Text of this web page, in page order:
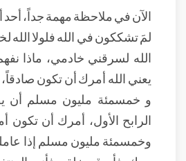
الآن في ملاحظة مهمة جداً، أحد
لمَ تشككون في الله فلولا الله
الله لسرقني خادمي، ماذا
يعني الله أمرك أن تكون صادقاً،
و خمسمئة مليون مسلم أن
الرابح الأول، أمرك أن تكون
وخمسمئة مليون مسلم إذا